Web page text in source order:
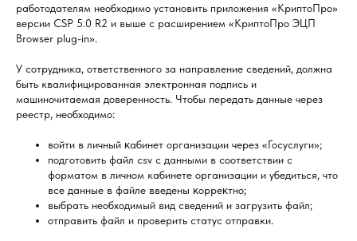
работодателям необходимо установить приложения «КриптоПро»
версии CSP 5.0 R2 и выше с расширением «КриптоПро ЭЦП
Browser plug-in».
У сотрудника, ответственного за направление сведений, должна
быть квалифицированная электронная подпись и
машиночитаемая доверенность. Чтобы передать данные через
реестр, необходимо:
войти в личный ĸабинет организации через «Госуслуги»;
подготовить файл csv с данными в соответствии с
форматом в личном кабинете организации и убедиться, что
все данные в файле введены ĸорреĸтно;
выбрать необходимый вид сведений и загрузить файл;
отправить файл и проверить статус отправки.